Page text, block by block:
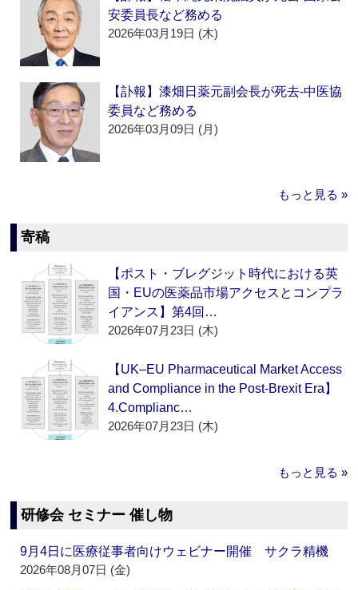
安委員長など務める
2026年03月19日 (木)
【訃報】漆畑日薬元副会長が死去‐中医協
委員など務める
2026年03月09日 (月)
もっと見る »
寄稿
【ポスト・ブレグジット時代における英
国・EUの医薬品市場アクセスとコンプラ
イアンス】第4回…
2026年07月23日 (木)
【UK–EU Pharmaceutical Market Access
and Compliance in the Post-Brexit Era】
4.Complianc…
2026年07月23日 (木)
もっと見る »
研修会 セミナー 催し物
9月4日に医療従事者向けウェビナー開催 サクラ精機
2026年08月07日 (金)